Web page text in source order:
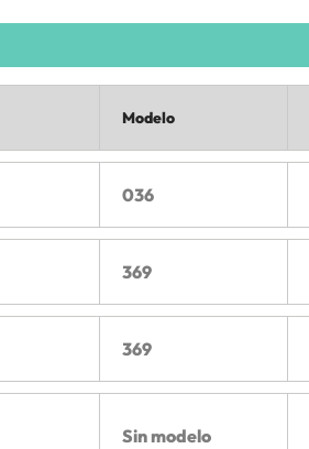
Modelo
036
369
369
Sin modelo